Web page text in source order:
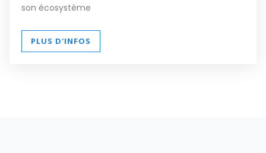
son écosystème
PLUS D'INFOS